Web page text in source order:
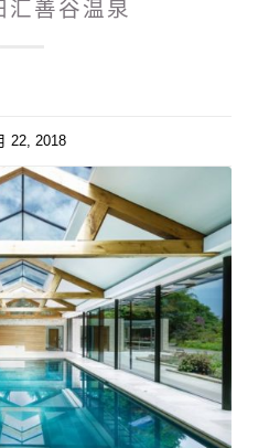
汇善谷温泉
22, 2018